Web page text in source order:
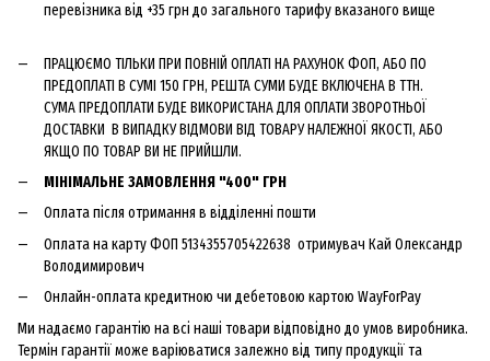
перевізника від +35 грн до загального тарифу вказаного вище
ПРАЦЮЄМО ТІЛЬКИ ПРИ ПОВНІЙ ОПЛАТІ НА РАХУНОК ФОП, АБО ПО
ПРЕДОПЛАТІ В СУМІ 150 ГРН, РЕШТА СУМИ БУДЕ ВКЛЮЧЕНА В ТТН.
СУМА ПРЕДОПЛАТИ БУДЕ ВИКОРИСТАНА ДЛЯ ОПЛАТИ ЗВОРОТНЬОЇ
ДОСТАВКИ В ВИПАДКУ ВІДМОВИ ВІД ТОВАРУ НАЛЕЖНОЇ ЯКОСТІ, АБО
ЯКЩО ПО ТОВАР ВИ НЕ ПРИЙШЛИ.
МІНІМАЛЬНЕ ЗАМОВЛЕННЯ "400" ГРН
Оплата після отримання в відділенні пошти
Оплата на карту ФОП 5134355705422638 отримувач Кай Олександр
Володимирович
Онлайн-оплата кредитною чи дебетовою картою WayForPay
Ми надаємо гарантію на всі наші товари відповідно до умов виробника.
Термін гарантії може варіюватися залежно від типу продукції та